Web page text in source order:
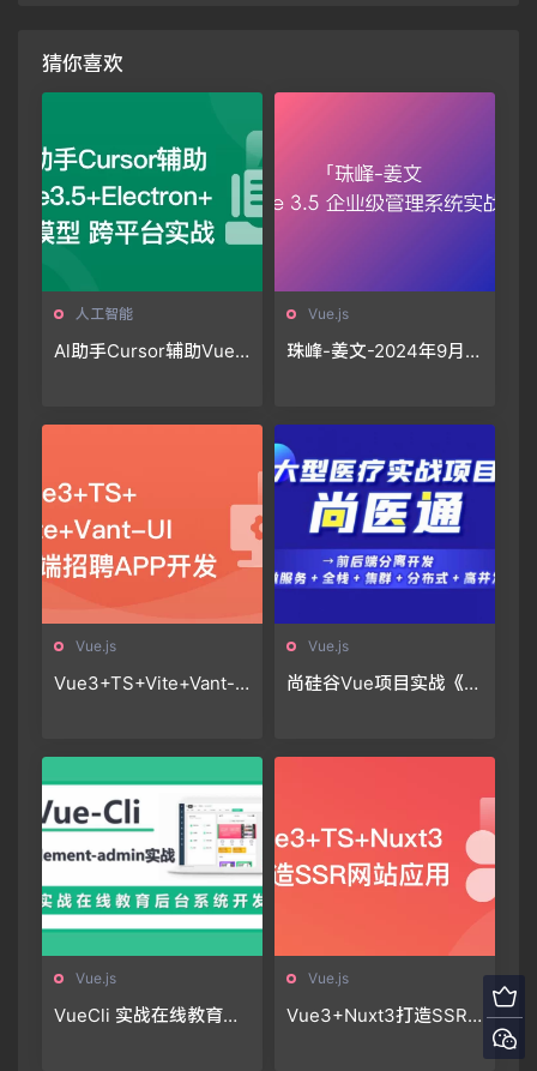
猜你喜欢
人工智能
Al助手Cursor辅助Vue
Vue.js
珠峰-姜文-2024年9月V
Vue.js
Vue3+TS+Vite+Vant-U
Vue.js
尚硅谷Vue项目实战《尚
Vue.js
VueCli 实战在线教育后
Vue.js
Vue3+Nuxt3打造SSR